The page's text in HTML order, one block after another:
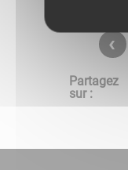
Partagez
sur :